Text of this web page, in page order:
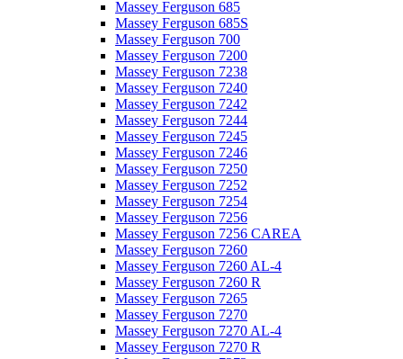
Massey Ferguson 685
Massey Ferguson 685S
Massey Ferguson 700
Massey Ferguson 7200
Massey Ferguson 7238
Massey Ferguson 7240
Massey Ferguson 7242
Massey Ferguson 7244
Massey Ferguson 7245
Massey Ferguson 7246
Massey Ferguson 7250
Massey Ferguson 7252
Massey Ferguson 7254
Massey Ferguson 7256
Massey Ferguson 7256 CAREA
Massey Ferguson 7260
Massey Ferguson 7260 AL-4
Massey Ferguson 7260 R
Massey Ferguson 7265
Massey Ferguson 7270
Massey Ferguson 7270 AL-4
Massey Ferguson 7270 R